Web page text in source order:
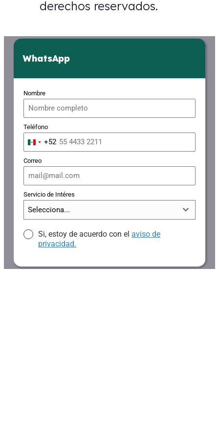
derechos reservados.
WhatsApp
Nombre
Teléfono
Mexico
+52
+52
Correo
Servicio de Intéres
Selecciona...
Si, estoy de acuerdo con el aviso de
privacidad.